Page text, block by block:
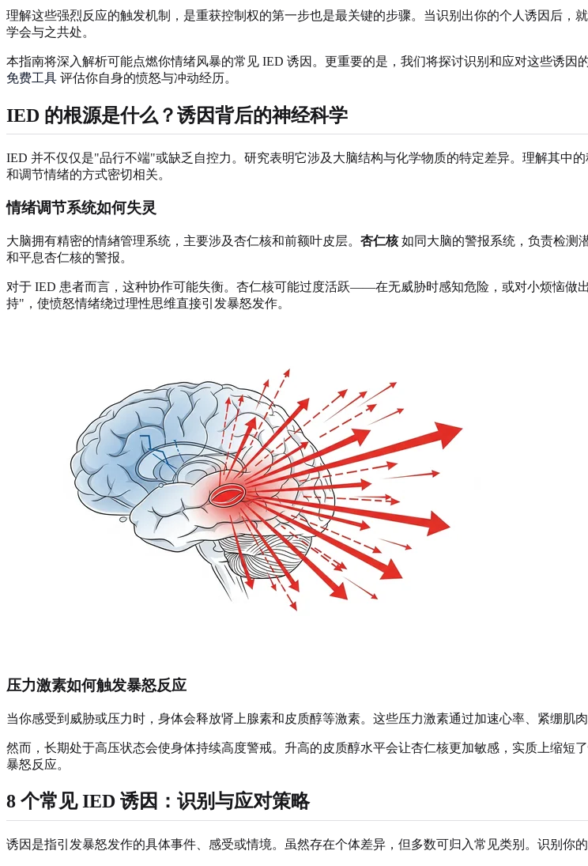
理解这些强烈反应的触发机制，是重获控制权的第一步也是最关键的步骤。当识别出你的个人诱因后
学会与之共处。
本指南将深入解析可能点燃你情绪风暴的常见 IED 诱因。更重要的是，我们将探讨识别和应对这些诱
免费工具 评估你自身的愤怒与冲动经历。
IED 的根源是什么？诱因背后的神经科学
IED 并不仅仅是"品行不端"或缺乏自控力。研究表明它涉及大脑结构与化学物质的特定差异。理解其中
和调节情绪的方式密切相关。
情绪调节系统如何失灵
大脑拥有精密的情緖管理系统，主要涉及杏仁核和前额叶皮层。 杏仁核如同大脑的警报系统，负责检测
和平息杏仁核的警报。
对于 IED 患者而言，这种协作可能失衡。杏仁核可能过度活跃——在无威胁时感知危险，或对小烦恼
持"，使愤怒情绪绕过理性思维直接引发暴怒发作。
压力激素如何触发暴怒反应
当你感受到威胁或压力时，身体会释放肾上腺素和皮质醇等激素。这些压力激素通过加速心率、紧绷肌
然而，长期处于高压状态会使身体持续高度警戒。升高的皮质醇水平会让杏仁核更加敏感，实质上缩
暴怒反应。
8 个常见 IED 诱因：识别与应对策略
诱因是指引发暴怒发作的具体事件、感受或情境。虽然存在个体差异，但多数可归入常见类别。识别你